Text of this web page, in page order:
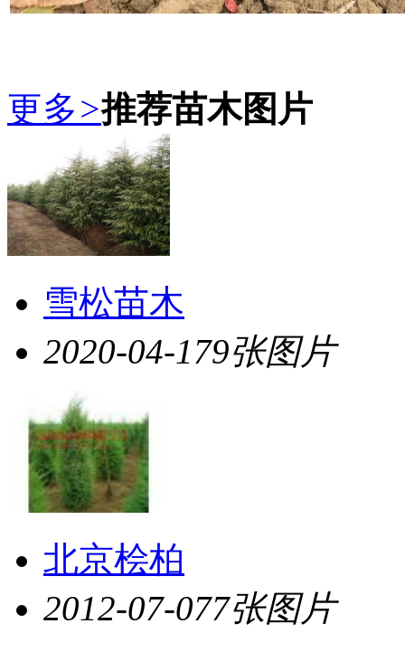
更多>推荐苗木图片
雪松苗木
2020-04-179张图片
北京桧柏
2012-07-077张图片